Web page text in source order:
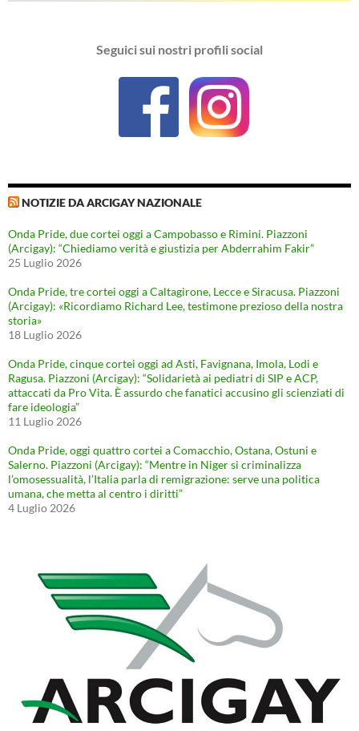
Seguici sui nostri profili social
NOTIZIE DA ARCIGAY NAZIONALE
Onda Pride, due cortei oggi a Campobasso e Rimini. Piazzoni
(Arcigay): “Chiediamo verità e giustizia per Abderrahim Fakir”
25 Luglio 2026
Onda Pride, tre cortei oggi a Caltagirone, Lecce e Siracusa. Piazzoni
(Arcigay): «Ricordiamo Richard Lee, testimone prezioso della nostra
storia»
18 Luglio 2026
Onda Pride, cinque cortei oggi ad Asti, Favignana, Imola, Lodi e
Ragusa. Piazzoni (Arcigay): “Solidarietà ai pediatri di SIP e ACP,
attaccati da Pro Vita. È assurdo che fanatici accusino gli scienziati di
fare ideologia”
11 Luglio 2026
Onda Pride, oggi quattro cortei a Comacchio, Ostana, Ostuni e
Salerno. Piazzoni (Arcigay): “Mentre in Niger si criminalizza
l’omosessualità, l’Italia parla di remigrazione: serve una politica
umana, che metta al centro i diritti”
4 Luglio 2026